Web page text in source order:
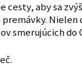
cesty, aby sa
Nielen
smerujúcich do